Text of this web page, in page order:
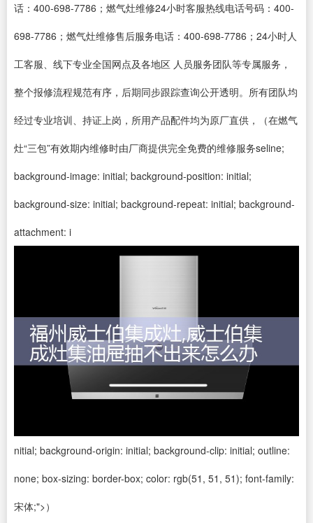
话：400-698-7786；燃气灶维修24小时客服热线电话号码：400-
698-7786；燃气灶维修售后服务电话：400-698-7786；24小时人
工客服、线下专业全国网点及各地区 人员服务团队等专属服务，
整个报修流程规范有序，后期同步跟踪查询公开透明。所有团队均
经过专业培训、持证上岗，所用产品配件均为原厂直供，（在燃气
灶“三包”有效期内维修时由厂商提供完全免费的维修服务seline;
background-image: initial; background-position: initial;
background-size: initial; background-repeat: initial; background-
attachment: i
nitial; background-origin: initial; background-clip: initial; outline:
none; box-sizing: border-box; color: rgb(51, 51, 51); font-family:
宋体;">）